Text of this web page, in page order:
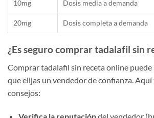
10mg Dosis media a demanda
20mg Dosis completa a demanda
¿Es seguro comprar tadalafil sin
Comprar tadalafil sin receta online puede
que elijas un vendedor de confianza.
consejos:
Verifica la reputacióndel vendedor